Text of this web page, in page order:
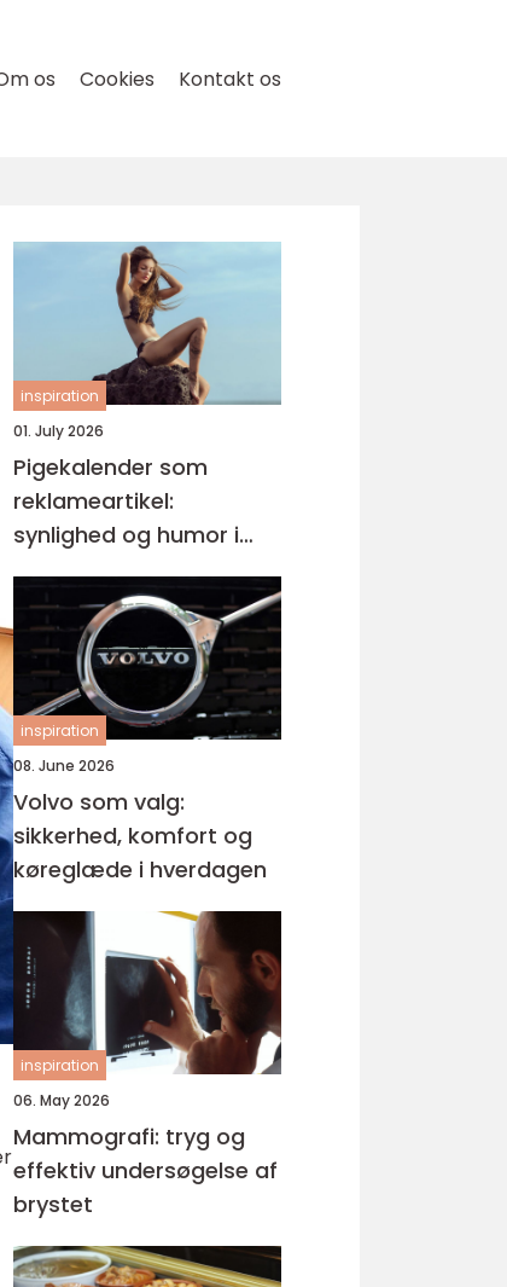
os Cookies Kontakt os
inspiration
01. July 2026
Pigekalender som
reklameartikel:
synlighed og humor i
samme produkt
inspiration
08. June 2026
Volvo som valg:
sikkerhed, komfort og
køreglæde i hverdagen
inspiration
06. May 2026
Mammografi: tryg og
effektiv undersøgelse af
brystet